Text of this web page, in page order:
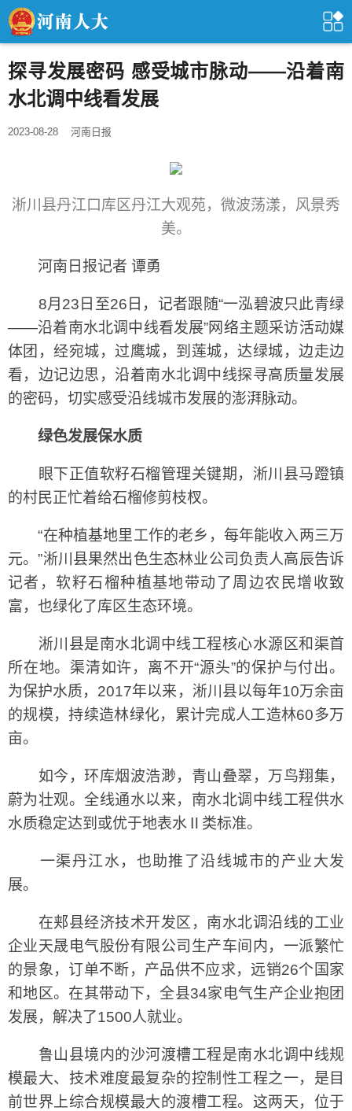
探寻发展密码 感受城市脉动——沿着南
水北调中线看发展
2023-08-28 河南日报
淅川县丹江口库区丹江大观苑，微波荡漾，风景秀
美。
河南日报记者 谭勇
8月23日至26日，记者跟随“一泓碧波只此青绿
——沿着南水北调中线看发展”网络主题采访活动媒
体团，经宛城，过鹰城，到莲城，达绿城，边走边
看，边记边思，沿着南水北调中线探寻高质量发展
的密码，切实感受沿线城市发展的澎湃脉动。
绿色发展保水质
眼下正值软籽石榴管理关键期，淅川县马蹬镇
的村民正忙着给石榴修剪枝杈。
“在种植基地里工作的老乡，每年能收入两三万
元。”淅川县果然出色生态林业公司负责人高辰告诉
记者，软籽石榴种植基地带动了周边农民增收致
富，也绿化了库区生态环境。
淅川县是南水北调中线工程核心水源区和渠首
所在地。渠清如许，离不开“源头”的保护与付出。
为保护水质，2017年以来，淅川县以每年10万余亩
的规模，持续造林绿化，累计完成人工造林60多万
亩。
如今，环库烟波浩渺，青山叠翠，万鸟翔集，
蔚为壮观。全线通水以来，南水北调中线工程供水
水质稳定达到或优于地表水Ⅱ类标准。
一渠丹江水，也助推了沿线城市的产业大发
展。
在郏县经济技术开发区，南水北调沿线的工业
企业天晟电气股份有限公司生产车间内，一派繁忙
的景象，订单不断，产品供不应求，远销26个国家
和地区。在其带动下，全县34家电气生产企业抱团
发展，解决了1500人就业。
鲁山县境内的沙河渡槽工程是南水北调中线规
模最大、技术难度最复杂的控制性工程之一，是目
前世界上综合规模最大的渡槽工程。这两天，位于